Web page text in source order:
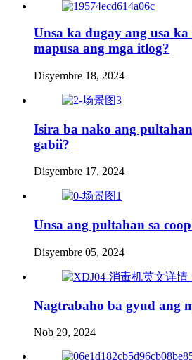
Unsa ka dugay ang usa
mapusa ang mga itlog?
Disyembre 18, 2024
Isira ba nako ang
gabii?
Disyembre 17, 2024
Unsa ang pultahan sa
Disyembre 05, 2024
Nagtrabaho ba gyud ang
Nob 29, 2024